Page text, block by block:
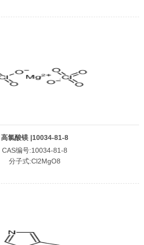
高氯酸镁 |10034-81-8
CAS编号:10034-81-8
分子式:Cl2MgO8